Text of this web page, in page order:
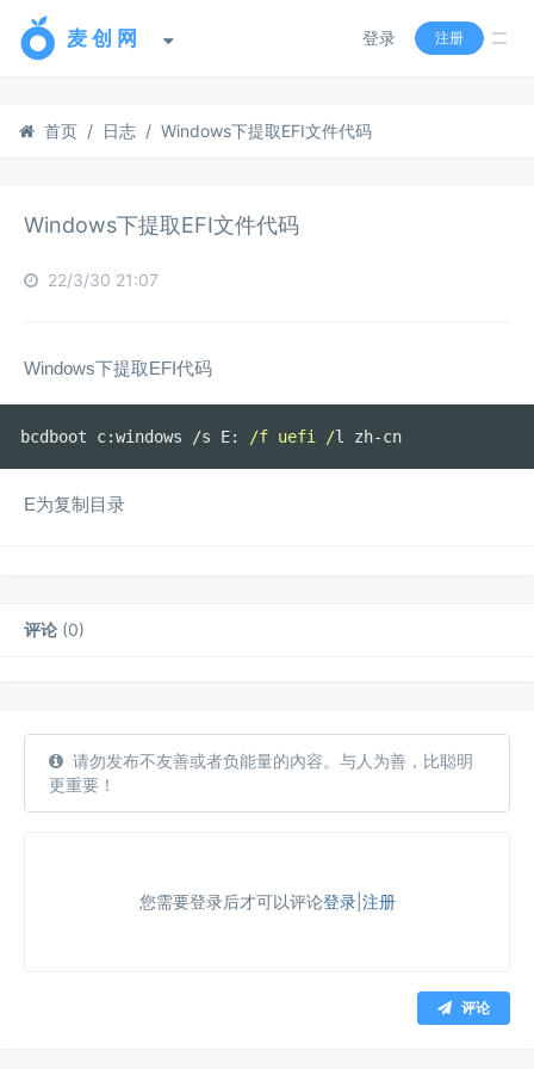
登录 注册
首页 日志 Windows下提取EFI文件代码
Windows下提取EFI文件代码
22/3/30 21:07
Windows下提取EFI代码
bcdboot c:windows /s E: /f uefi /l zh-cn
E为复制目录
评论 (0)
请勿发布不友善或者负能量的內容。与人为善，比聪明
更重要！
您需要登录后才可以评论登录| 注册
评论